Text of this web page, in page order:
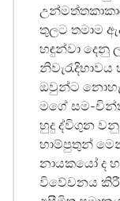
තුලට තමාම
හඳුන්වා
ඔවුන්ට
මගේ සම-
හුදු ද්විගුන
හාම්පුතුන්
නායකයෝ ද
විවේචනය